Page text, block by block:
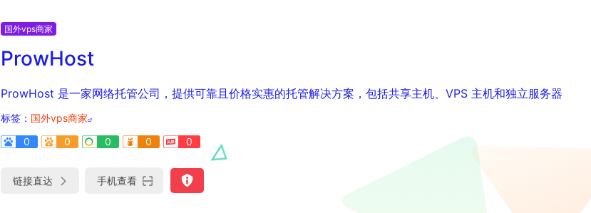
国外vps商家
ProwHost
ProwHost 是一家网络托管公司，提供可靠且价格实惠的托管解决方案，包括共享主机、VPS 主机和独立服务器
标签： 国外vps商家
0
0 0 0 0
链接直达 手机查看